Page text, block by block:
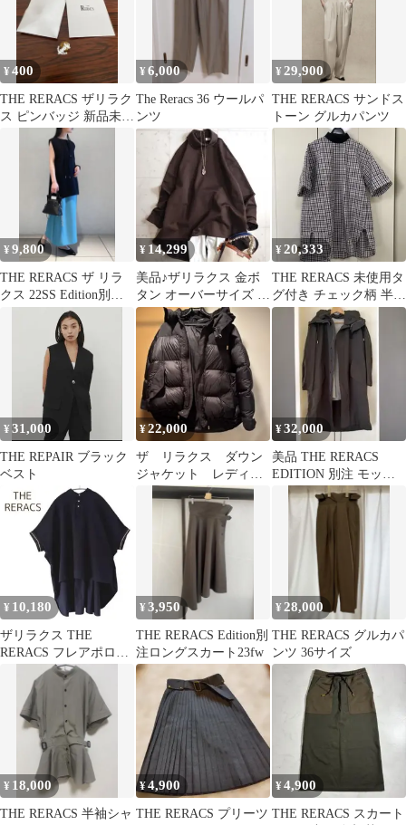
¥400
THE RERACS ザリラク
ス ピンバッジ 新品未使
¥6,000
The Reracs 36 ウールパ
ンツ
¥29,900
THE RERACS サンドス
トーン グルカパンツ
¥9,800
THE RERACS ザ リラ
クス 22SS Edition別注
トップスネイビー
¥ 14,299
美品♪ザリラクス 金ボ
タン オーバーサイズ ブ
ラウス チュニック
¥20,333
THE RERACS 未使用タ
グ付き チェック柄 半袖
シャツ
¥31,000
THE REPAIR ブラック
ベスト
¥22,000
ザ リラクス ダウン
ジャケット レディー
ス36
¥32,000
美品 THE RERACS
EDITION 別注 モッズ
コート ライナー付 36
¥ 10,180
ザリラクス THE
RERACS フレアポロシ
ャツ バンドカラー ゆっ
たり 38
¥3,950
THE RERACS Edition別
注ロングスカート23fw
¥ 28,000
THE RERACS グルカパ
ンツ 36サイズ
¥ 18,000
THE RERACS 半袖シャ
¥4,900
THE RERACS プリーツ
¥4,900
THE RERACS スカート